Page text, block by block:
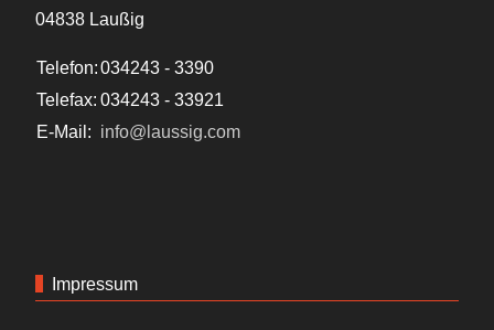
04838 Laußig
Telefon:034243 - 3390
Telefax: 034243 - 33921
E-Mail: info@laussig.com
Impressum